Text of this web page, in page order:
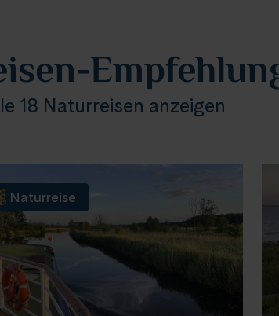
18 Naturreisen anzeigen
Naturreise